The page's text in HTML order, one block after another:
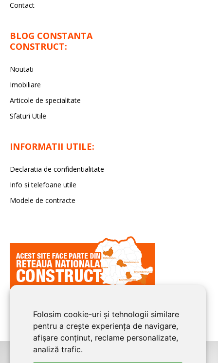
Folosim cookie-uri și tehnologii similare
pentru a crește experiența de navigare,
afișare conținut, reclame personalizate,
analiză trafic.
Contact
BLOG CONSTANTA
CONSTRUCT:
Noutati
Imobiliare
Articole de specialitate
Sfaturi Utile
INFORMATII UTILE:
Declaratia de confidentialitate
Info si telefoane utile
Modele de contracte